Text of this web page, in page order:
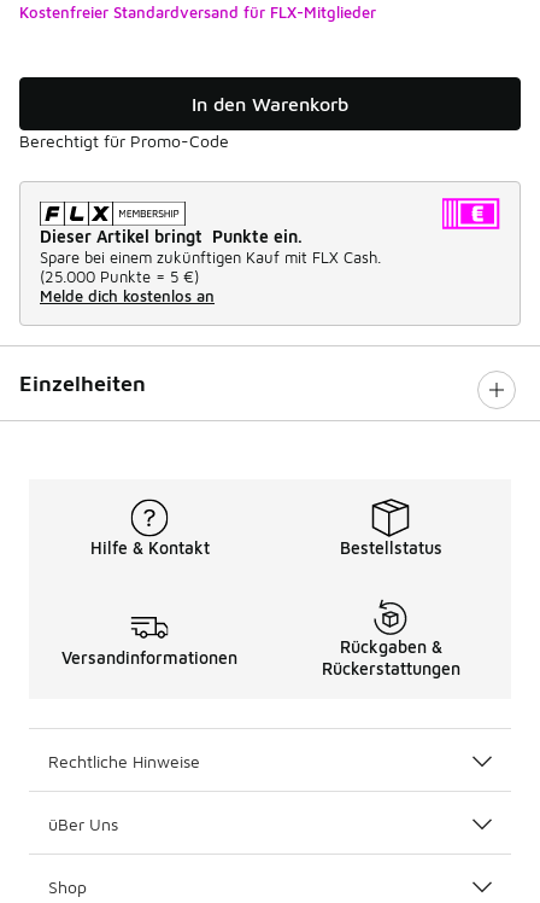
Kostenfreier Standardversand für FLX-Mitglieder
In den Warenkorb
Berechtigt für Promo-Code
Dieser Artikel bringt Punkte ein.
Spare bei einem zukünftigen Kauf mit FLX Cash.
(25.000 Punkte = 5 €)
Melde dich kostenlos an
Einzelheiten
Hilfe & Kontakt Bestellstatus
Versandinformationen
Rückgaben &
Rückerstattungen
Rechtliche Hinweise
üBer Uns
Shop